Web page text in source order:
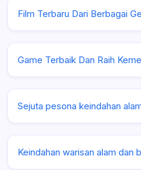
Film Terbaru Dari Berbagai
Game Terbaik Dan Raih
Sejuta pesona keindahan
Keindahan warisan alam dan